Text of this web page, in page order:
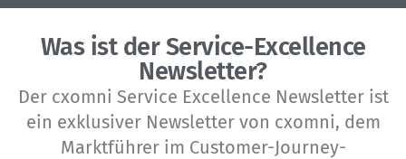
Was ist der Service-Excellence
Newsletter?
Der cxomni Service Excellence Newsletter ist
ein exklusiver Newsletter von cxomni, dem
Marktführer im Customer-Journey-